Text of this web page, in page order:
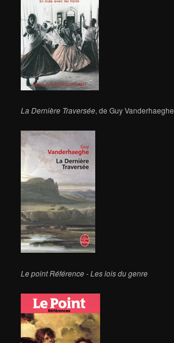
La Dernière Traversée, de Guy Vanderhaeghe
Le point Référence - Les lois du genre